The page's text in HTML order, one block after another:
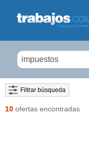
Filtrar búsqueda
10 ofertas encontradas